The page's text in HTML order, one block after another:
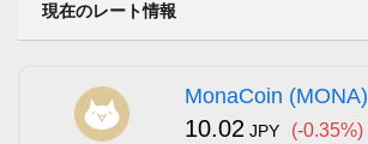
現在のレート情報
MonaCoin (MONA)
10.02 JPY (-0.35%)